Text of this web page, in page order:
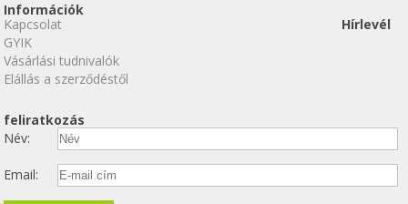
Információk
Kapcsolat
GYIK
Vásárlási tudnivalók
Elállás a szerződéstől
Hírlevél
feliratkozás
Név:
Email: